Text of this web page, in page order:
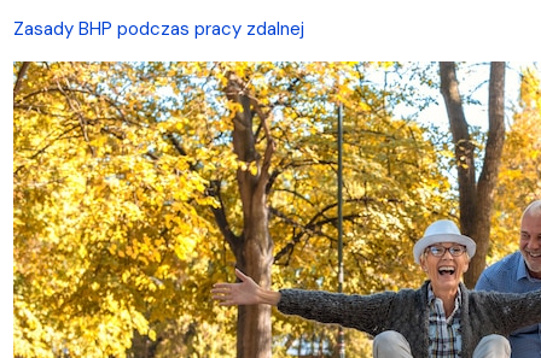
Zasady BHP podczas pracy zdalnej